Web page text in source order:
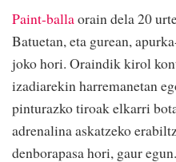
Paint-ballaorain dela 20
Batuetan, eta gurean,
joko hori. Oraindik kirol
izadiarekin harremanetan
pinturazko tiroak elkarri
adrenalina askatzeko
denborapasa hori, gaur